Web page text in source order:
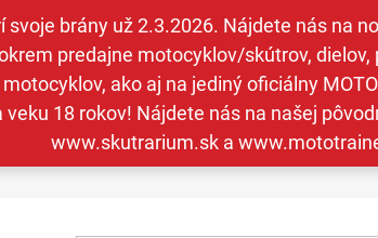
brány už 2.3.2026. Nájdete nás na
predajne motocyklov/skútrov,
ako aj na jediný oficiálny
18 rokov! Nájdete nás na našej
www.skutrarium.sk a